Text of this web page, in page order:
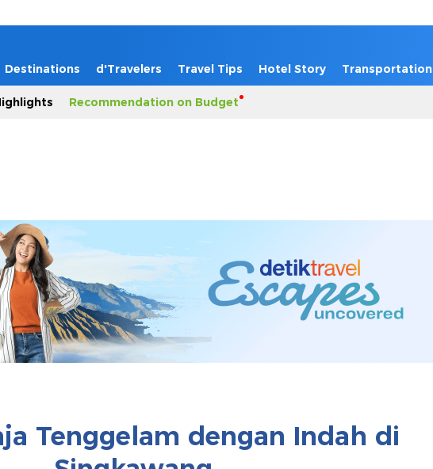
Destinations d'Travelers Travel Tips Hotel Story Transportation
Recommendation on Budget
Tenggelam dengan Indah di